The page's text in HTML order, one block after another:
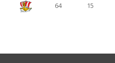
64
15